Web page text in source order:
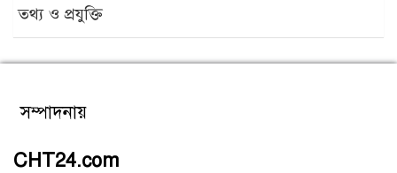
তথ্য ও প্রযুক্তি
সম্পাদনায়
CHT24.com